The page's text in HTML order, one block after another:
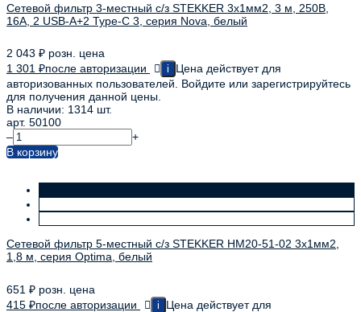
Сетевой фильтр 3-местный с/з STEKKER 3x1мм2, 3 м, 250В,
16А, 2 USB-A+2 Type-C 3, серия Nova, белый
2 043 ₽ розн. цена
1 301 ₽после авторизации i
Цена действует для
авторизованных пользователей. Войдите или зарегистрируйтесь
для получения данной цены.
В наличии: 1314 шт.
арт. 50100
–
+
В корзину
Сетевой фильтр 5-местный с/з STEKKER HM20-51-02 3x1мм2,
1,8 м, серия Optima, белый
651 ₽ розн. цена
415 ₽после авторизации i
Цена действует для